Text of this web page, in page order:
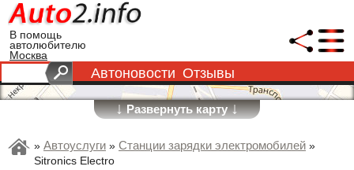
В помощь
автолюбителю
Москва
Автоновости Отзывы
↓Развернуть карту↓
» Автоуслуги » Станции зарядки электромобилей »
Sitronics Electro